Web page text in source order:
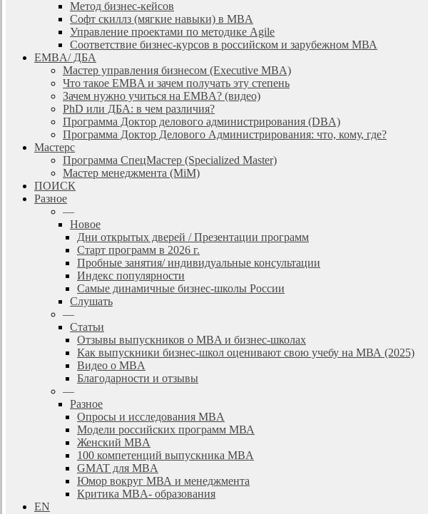
Метод бизнес-кейсов
Софт скиллз (мягкие навыки) в MBA
Управление проектами по методике Agile
Соответствие бизнес-курсов в российском и зарубежном МВА
EMBA/ ДБA
Мастер управления бизнесом (Executive MBA)
Что такое EMBA и зачем получать эту степень
Зачем нужно учиться на EMBA? (видео)
PhD или ДБА: в чем различия?
Программа Доктор делового администрирования (DBА)
Программа Доктор Делового Администрирования: что, кому, где?
Мастерс
Программа СпецМастер (Specialized Master)
Мастер менеджмента (MiM)
ПОИСК
Разное
—
Новое
Дни открытых дверей / Презентации программ
Старт программ в 2026 г.
Пробные занятия/ индивидуальные консультации
Индекс популярности
Самые динамичные бизнес-школы России
Слушать
—
Статьи
Отзывы выпускников о MBA и бизнес-школах
Как выпускники бизнес-школ оценивают свою учебу на МВА (2025)
Видео о MBA
Благодарности и отзывы
—
Разное
Опросы и исследования MBA
Модели российских программ МВА
Женский MBA
100 компетенций выпускника MBA
GMAT для MBA
Юмор вокруг МВА и менеджмента
Критика MBA- образования
EN